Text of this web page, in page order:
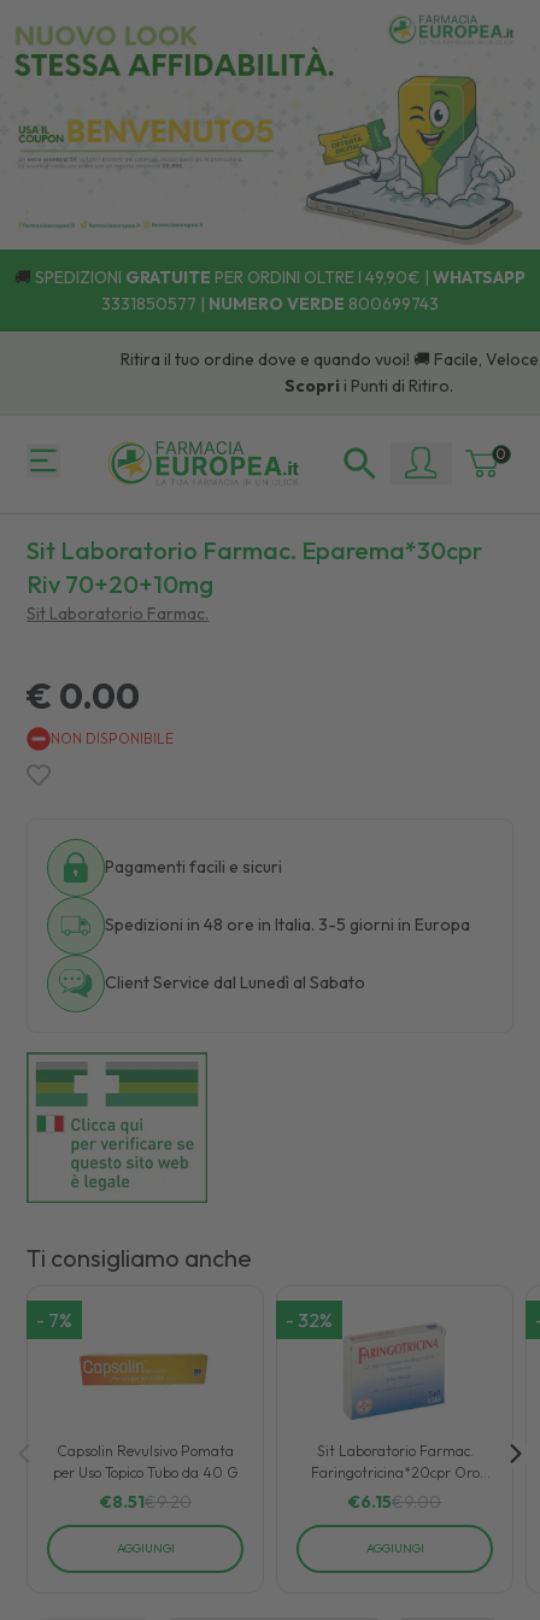
🚚 SPEDIZIONI GRATUITE PER ORDINI OLTRE I 49,90€ | WHATSAPP
3331850577 | NUMERO VERDE 800699743
Ritira il tuo ordine dove e quando vuoi! 🚚 Facile, Veloce,
Scoprii Punti di Ritiro.
0
Sit Laboratorio Farmac. Eparema*30cpr
Riv 70+20+10mg
Sit Laboratorio Farmac.
€ 0.00
NON DISPONIBILE
Pagamenti facili e sicuri
Spedizioni in 48 ore in Italia. 3-5 giorni in Europa
Client Service dal Lunedì al Sabato
Ti consigliamo anche
- 7%
Capsolin Revulsivo Pomata
per Uso Topico Tubo da 40 G
€8.51€9.20
AGGIUNGI
- 32%
Sit Laboratorio Farmac.
Faringotricina*20cpr Oro
2,5mg
€6.15€9.00
AGGIUNGI